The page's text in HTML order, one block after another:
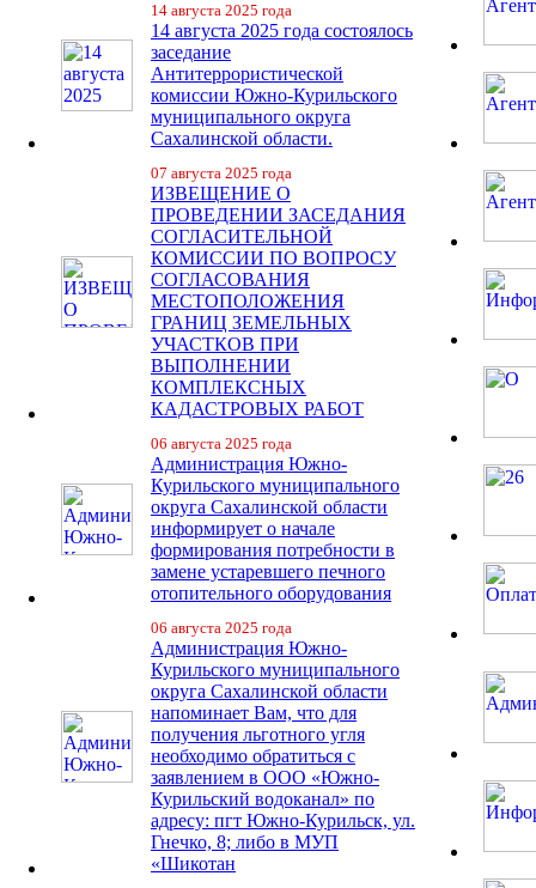
14 августа 2025 года
14 августа 2025 года состоялось
заседание
Антитеррористической
комиссии Южно-Курильского
муниципального округа
Сахалинской области.
07 августа 2025 года
ИЗВЕЩЕНИЕ О
ПРОВЕДЕНИИ ЗАСЕДАНИЯ
СОГЛАСИТЕЛЬНОЙ
КОМИССИИ ПО ВОПРОСУ
СОГЛАСОВАНИЯ
МЕСТОПОЛОЖЕНИЯ
ГРАНИЦ ЗЕМЕЛЬНЫХ
УЧАСТКОВ ПРИ
ВЫПОЛНЕНИИ
КОМПЛЕКСНЫХ
КАДАСТРОВЫХ РАБОТ
06 августа 2025 года
Администрация Южно-
Курильского муниципального
округа Сахалинской области
информирует о начале
формирования потребности в
замене устаревшего печного
отопительного оборудования
06 августа 2025 года
Администрация Южно-
Курильского муниципального
округа Сахалинской области
напоминает Вам, что для
получения льготного угля
необходимо обратиться с
заявлением в ООО «Южно-
Курильский водоканал» по
адресу: пгт Южно-Курильск, ул.
Гнечко, 8; либо в МУП
«Шикотан